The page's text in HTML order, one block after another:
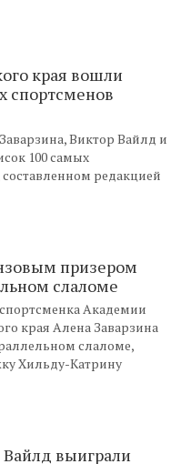
края вошли
спортсменов
Виктор Вайлд и
100 самых
редакцией
призером
слаломе
Академии
края Алена Заварзина
слаломе,
Хильду-Катрину
выиграли